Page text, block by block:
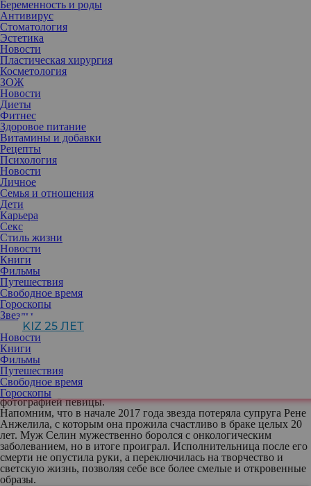
Беременность и роды
Антивирус
Стоматология
Эстетика
Новости
Пластическая хирургия
Косметология
ЗОЖ
Новости
Диеты
Фитнес
Здоровое питание
Витамины и добавки
Рецепты
Психология
Новости
Личное
Семья и отношения
Дети
Карьера
Секс
Стиль жизни
Новости
Книги
Фильмы
Путешествия
Свободное время
Гороскопы
Звезды
KIZ 25 ЛЕТ
Новости
Книги
Фильмы
Путешествия
Свободное время
Гороскопы
Публикация от Vogue (@voguemagazine)
Американское издание Vogue опубликовало в своем
«Инстаграме» фотографию, которая вызвала целый шквал
обсуждений. А все потому, что на кадре сотрудники журнала
запечатлели обнаженную исполнительницу Селин Дион,
которая коротала время в перерыве между двумя показами в
рамках Недели моды в Париже.
49-летняя знаменитость, для которой это был своеобразный
дебют в подобном амплуа, продемонстрировала стройные ноги
и спортивную фигуру. Фанаты высоко оценили формы Дион и
оставили множество восторженных комментариев под
фотографией певицы.
Напомним, что в начале 2017 года звезда потеряла супруга Рене
Анжелила, с которым она прожила счастливо в браке целых 20
лет. Муж Селин мужественно боролся с онкологическим
заболеванием, но в итоге проиграл. Исполнительница после его
смерти не опустила руки, а переключилась на творчество и
светскую жизнь, позволяя себе все более смелые и откровенные
образы.